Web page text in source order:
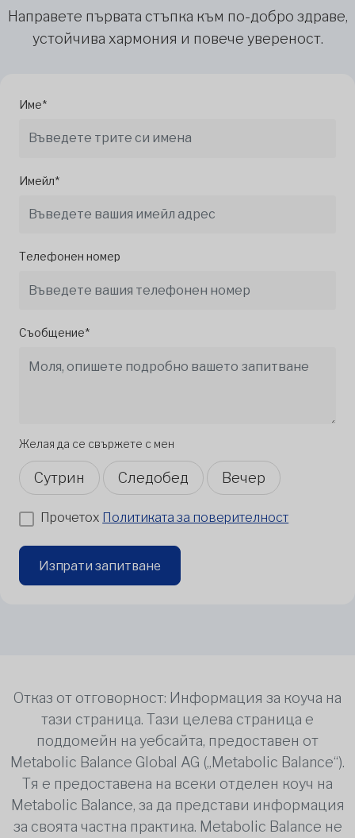
Направете първата стъпка към по-добро здраве,
устойчива хармония и повече увереност.
Име*
Имейл*
Телефонен номер
Съобщение*
Желая да се свържете с мен
Сутрин Следобед Вечер
Прочетох Политиката за поверителност
Изпрати запитване
Отказ от отговорност: Информация за коуча на
тази страница. Тази целева страница е
поддомейн на уебсайта, предоставен от
Metabolic Balance Global AG („Metabolic Balance“).
Тя е предоставена на всеки отделен коуч на
Metabolic Balance, за да представи информация
за своята частна практика. Metabolic Balance не